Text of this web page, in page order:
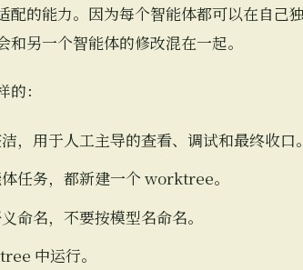
配的能力。因为每个智能体都可以在自己
另一个智能体的修改混在一起。
：
，用于人工主导的查看、调试和最终收口。
任务，都新建一个 worktree。
命名，不要按模型名命名。
中运行。